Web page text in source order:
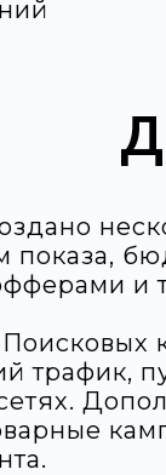
показа,
и
трафик,